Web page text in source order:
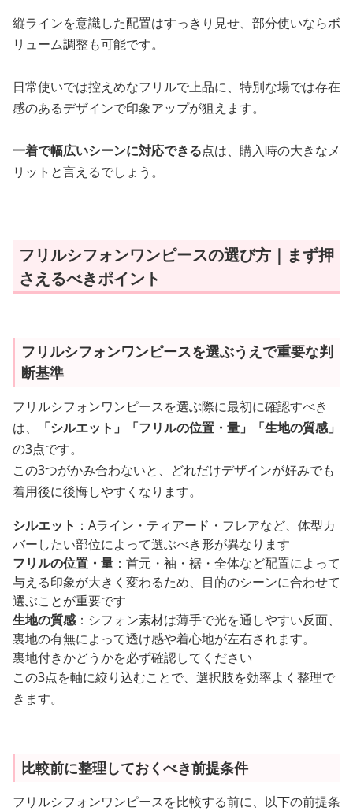
縦ラインを意識した配置はすっきり見せ、部分使いならボ
リューム調整も可能です。
日常使いでは控えめなフリルで上品に、特別な場では存在
感のあるデザインで印象アップが狙えます。
一着で幅広いシーンに対応できる点は、購入時の大きなメ
リットと言えるでしょう。
フリルシフォンワンピースの選び方｜まず押
さえるべきポイント
フリルシフォンワンピースを選ぶうえで重要な判
断基準
フリルシフォンワンピースを選ぶ際に最初に確認すべき
は、
「シルエット」「フリルの位置・量」「生地の質感」
の3点です。
この3つがかみ合わないと、どれだけデザインが好みでも
着用後に後悔しやすくなります。
シルエット ：Aライン・ティアード・フレアなど、体型カ
バーしたい部位によって選ぶべき形が異なります
フリルの位置・量 ：首元・袖・裾・全体など配置によって
与える印象が大きく変わるため、目的のシーンに合わせて
選ぶことが重要です
生地の質感：シフォン素材は薄手で光を通しやすい反面、
裏地の有無によって透け感や着心地が左右されます。
裏地付きかどうかを必ず確認してください
この3点を軸に絞り込むことで、選択肢を効率よく整理で
きます。
比較前に整理しておくべき前提条件
フリルシフォンワンピースを比較する前に、以下の前提条